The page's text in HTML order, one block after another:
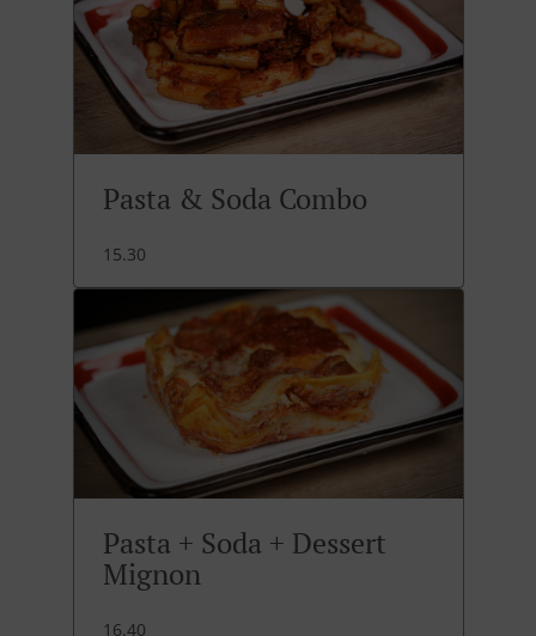
Pasta & Soda Combo
15.30
Pasta + Soda + Dessert
Mignon
16.40